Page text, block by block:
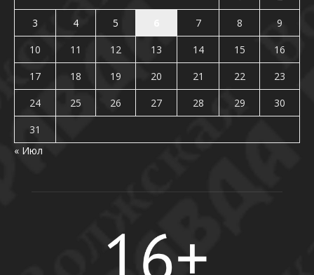
3
4 5 7 8
9
10
11 12 13 14 15
16
17
18 19 20 21 22
23
24
25 26 27 28 29
30
31
« Июл